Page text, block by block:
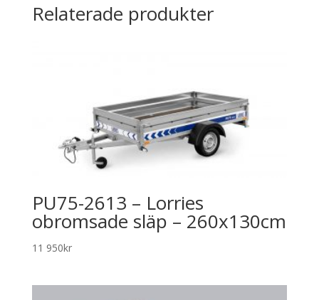
Relaterade produkter
PU75-2613 – Lorries
obromsade släp – 260x130cm
11 950kr